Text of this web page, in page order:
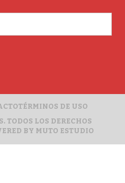
LOS DERECHOS
BYMUTO ESTUDIO
TÉRMINOS DE USO